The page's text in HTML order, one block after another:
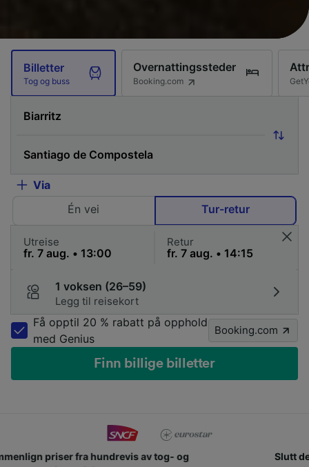
Billetter
Tog og buss
Overnattingssteder
Booking.com
Via
Én vei
Tur-retur
Utreise Retur
1 voksen (26–59)
Legg til reisekort
Få opptil 20 % rabatt på opphold
med Genius
Booking.com
Finn billige billetter
Slutt deg til millioner av mennesker som bruker oss